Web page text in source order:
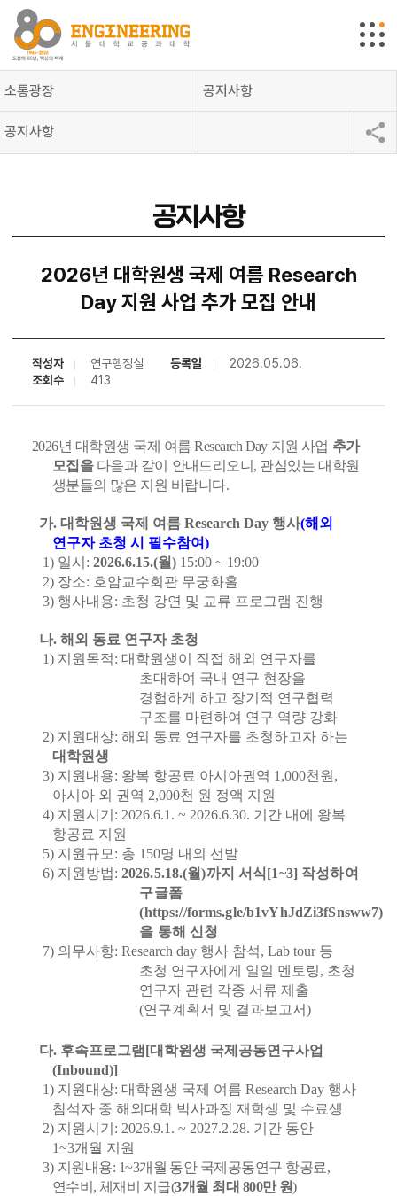
소통광장 공지사항
공지사항
공지사항
2026년 대학원생 국제 여름 Research
Day 지원 사업 추가 모집 안내
작성자 연구행정실 등록일
2026.05.06.
조회수
413
2026년 대학원생 국제 여름Research Day 지원 사업 추가
모집을 다음과 같이 안내드리오니 , 관심있는대학원
생분들의 많은 지원 바랍니다.
가. 대학원생 국제 여름 Research Day 행사(해외
연구자 초청 시 필수참여)
1) 일시 : 2026.6.15.(월) 15:00 ~ 19:00
2) 장소: 호암교수회관 무궁화홀
3) 행사내용: 초청 강연 및 교류 프로그램 진행
나. 해외 동료 연구자 초청
1) 지원목적: 대학원생이 직접 해외 연구자를
초대하여 국내 연구 현장을
경험하게 하고 장기적 연구협력
구조를 마련하여 연구 역량 강화
2) 지원대상: 해외 동료 연구자를 초청하고자 하는
대학원생
3) 지원내용: 왕복 항공료 아시아권역 1,000천원 ,
아시아 외 권역 2,000천 원 정액 지원
4) 지원시기 : 2026.6.1. ~ 2026.6.30. 기간 내에 왕복
항공료 지원
5) 지원규모 : 총 150명 내외 선발
6) 지원방법: 2026.5.18.(월)까지 서식[1~3] 작성하여
구글폼
(https://forms.gle/b1vYhJdZi3fSnsww7)
을 통해 신청
7) 의무사항: Research day 행사 참석, Lab tour 등
초청 연구자에게 일일 멘토링, 초청
연구자 관련 각종 서류 제출
(연구계획서 및 결과보고서)
다. 후속프로그램 [대학원생 국제공동연구사업
(Inbound)]
1) 지원대상: 대학원생 국제 여름 Research Day 행사
참석자 중 해외대학 박사과정 재학생 및 수료생
2) 지원시기 : 2026.9.1. ~ 2027.2.28. 기간 동안
1~3개월 지원
3) 지원내용: 1~3개월 동안 국제공동연구 항공료,
연수비 , 체재비 지급(3개월 최대 800만 원)